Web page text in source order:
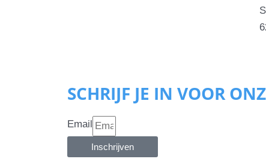
SCHRIJF JE IN VOOR
Email
Inschrijven